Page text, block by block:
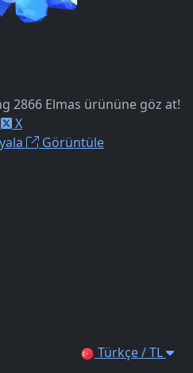
2866 Elmas ürününe göz at!
X
Görüntüle
Türkçe / TL